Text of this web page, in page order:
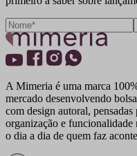
A Mimeria é uma marca
mercado desenvolvendo
com design autoral,
organização e
o dia a dia de quem faz